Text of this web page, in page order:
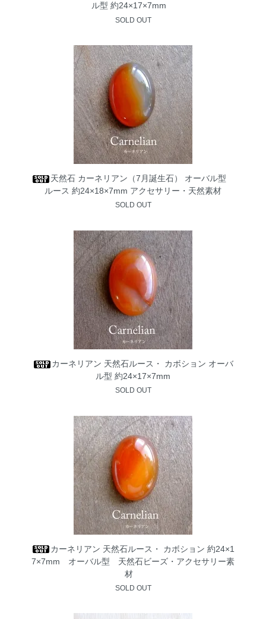
ル型 約24×17×7mm
SOLD OUT
天然石 カーネリアン（7月誕生石） オーバル型
ルース 約24×18×7mm アクセサリー・天然素材
SOLD OUT
カーネリアン 天然石ルース・ カボション オーバ
ル型 約24×17×7mm
SOLD OUT
カーネリアン 天然石ルース・ カボション 約24×1
7×7mm オーバル型 天然石ビーズ・アクセサリー素
材
SOLD OUT